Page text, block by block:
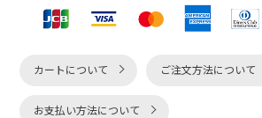
カートについて ご注文方法について
お支払い方法について